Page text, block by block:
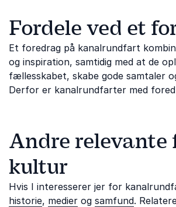
Fordele ved et
Et foredrag på kanalrundfart
og inspiration, samtidig med at de
fællesskabet, skabe gode samtaler
Derfor er kanalrundfarter med
Andre relevante
kultur
Hvis I interesserer jer for
historie, medier og samfund.